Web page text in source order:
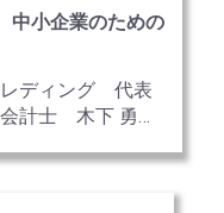
小企業のための
レディング 代表
計士 木下 勇人